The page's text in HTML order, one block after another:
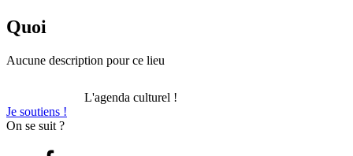
Quoi
Aucune description pour ce lieu
L'agenda culturel !
Je soutiens !
On se suit ?